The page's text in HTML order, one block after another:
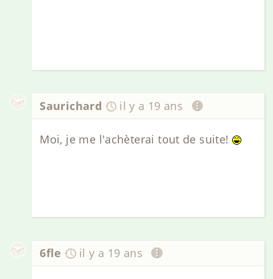
Saurichard il y a 19 ans
Moi, je me l'achèterai tout de suite!
6fle il y a 19 ans